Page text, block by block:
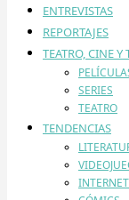
ENTREVISTAS
REPORTAJES
TEATRO, CINE Y
SERIES
TEATRO
TENDENCIAS
INTERNET